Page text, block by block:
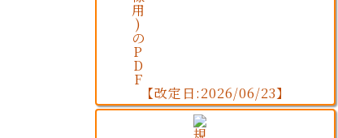
【改定日:2026/06/23】